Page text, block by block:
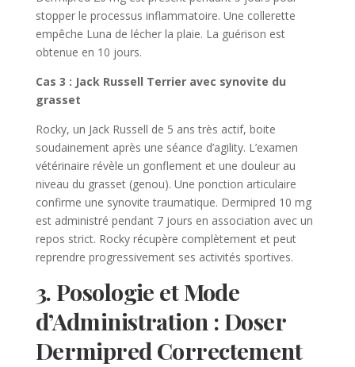
stopper le processus inflammatoire. Une collerette
empêche Luna de lécher la plaie. La guérison est
obtenue en 10 jours.
Cas 3 : Jack Russell Terrier avec synovite du
grasset
Rocky, un Jack Russell de 5 ans très actif, boite
soudainement après une séance d’agility. L’examen
vétérinaire révèle un gonflement et une douleur au
niveau du grasset (genou). Une ponction articulaire
confirme une synovite traumatique. Dermipred 10 mg
est administré pendant 7 jours en association avec un
repos strict. Rocky récupère complètement et peut
reprendre progressivement ses activités sportives.
3. Posologie et Mode
d’Administration : Doser
Dermipred Correctement